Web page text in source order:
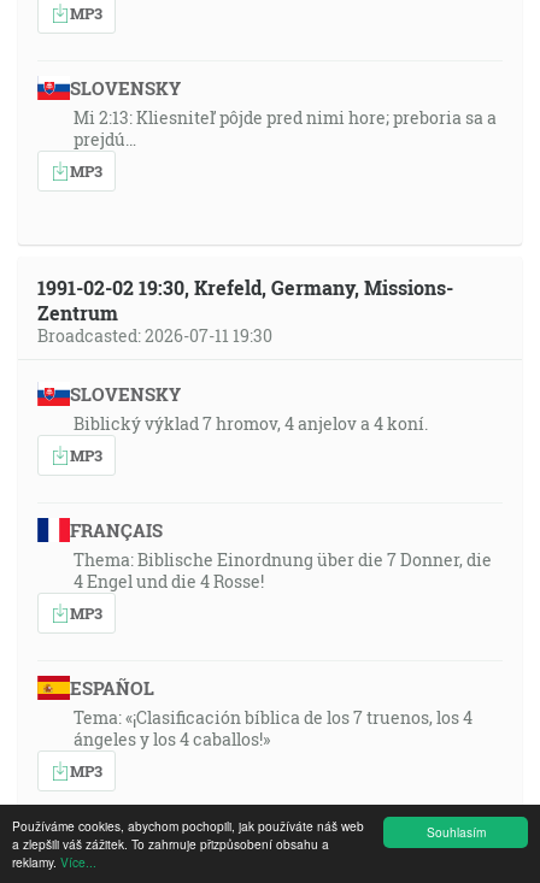
Souhlasím
Používáme cookies, abychom pochopili, jak používáte náš web
a zlepšili váš zážitek. To zahrnuje přizpůsobení obsahu a
reklamy. Více...
MP3
SLOVENSKY
Mi 2:13: Kliesniteľ pôjde pred nimi hore; preboria sa a
prejdú…
MP3
1991-02-02 19:30, Krefeld, Germany, Missions-
Zentrum
Broadcasted: 2026-07-11 19:30
SLOVENSKY
Biblický výklad 7 hromov, 4 anjelov a 4 koní.
MP3
FRANÇAIS
Thema: Biblische Einordnung über die 7 Donner, die
4 Engel und die 4 Rosse!
MP3
ESPAÑOL
Tema: «¡Clasificación bíblica de los 7 truenos, los 4
ángeles y los 4 caballos!»
MP3
ENGLISH
Topic: A biblical placing of the seven thunders, the